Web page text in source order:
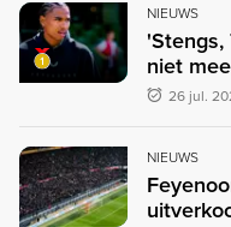
NIEUWS
niet
26 jul.
NIEUWS